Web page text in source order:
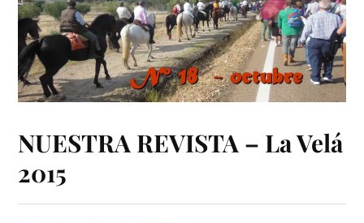
NUESTRA REVISTA – La Velá
2015